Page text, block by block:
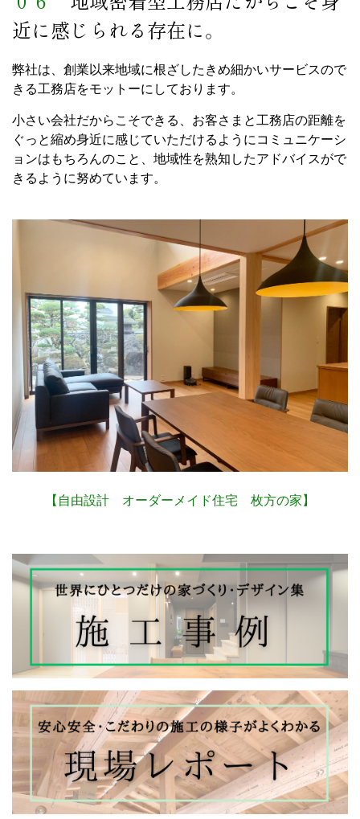
近に感じられる存在に。
弊社は、創業以来地域に根ざしたきめ細かいサービスので
きる工務店をモットーにしております。
小さい会社だからこそできる、お客さまと工務店の距離を
ぐっと縮め身近に感じていただけるようにコミュニケーシ
ョンはもちろんのこと、地域性を熟知したアドバイスがで
きるように努めています。
【自由設計 オーダーメイド住宅 枚方の家】